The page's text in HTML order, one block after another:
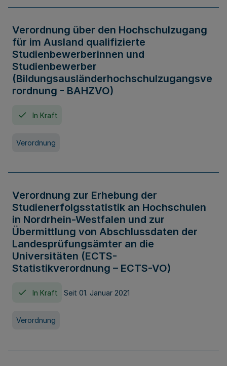
Verordnung über den Hochschulzugang
für im Ausland qualifizierte
Studienbewerberinnen und
Studienbewerber
(Bildungsausländerhochschulzugangsve
rordnung - BAHZVO)
In Kraft
Verordnung
Verordnung zur Erhebung der
Studienerfolgsstatistik an Hochschulen
in Nordrhein-Westfalen und zur
Übermittlung von Abschlussdaten der
Landesprüfungsämter an die
Universitäten (ECTS-
Statistikverordnung – ECTS-VO)
In Kraft Seit 01. Januar 2021
Verordnung